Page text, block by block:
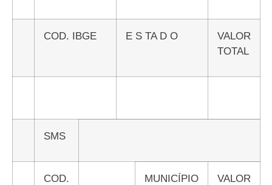
COD. IBGE E S TA D O
VALOR
TOTAL
SMS
COD.
MUNICÍPIO
VALOR